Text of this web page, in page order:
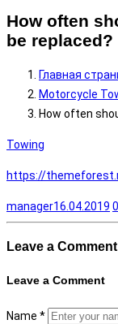
How often
be replaced?
Главная
Motorcycle
How often
Towing
https://
manager16.04.2019 0
Leave a Comment
Leave a Comment
Name *